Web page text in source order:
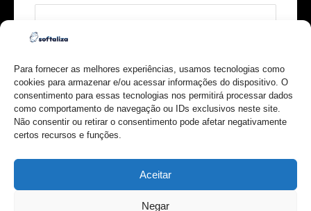
Para fornecer as melhores experiências, usamos tecnologias como
cookies para armazenar e/ou acessar informações do dispositivo. O
consentimento para essas tecnologias nos permitirá processar dados
como comportamento de navegação ou IDs exclusivos neste site.
Não consentir ou retirar o consentimento pode afetar negativamente
certos recursos e funções.
Aceitar
Negar
Esqueceu sua senha?
Não tenho login e quero me cadastrar